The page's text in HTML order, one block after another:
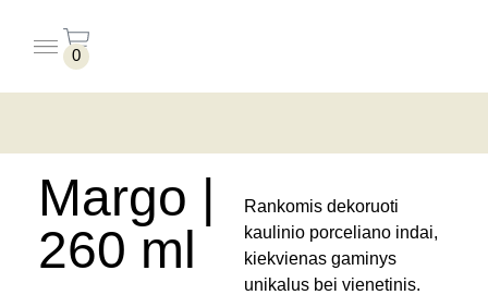
0
Margo |
260 ml
Rankomis dekoruoti
kaulinio porceliano indai,
kiekvienas gaminys
unikalus bei vienetinis.